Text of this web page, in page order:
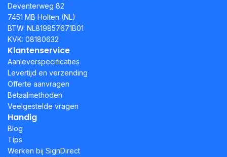
Deventerweg 82
7451 MB Holten (NL)
BTW: NL819857671B01
KVK: 08180632
Klantenservice
Aanleverspecificaties
Levertijd en verzending
Offerte aanvragen
Betaalmethoden
Veelgestelde vragen
Handig
Blog
Tips
Werken bij SignDirect